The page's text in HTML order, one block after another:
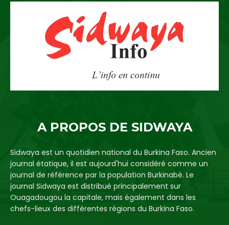
A PROPOS DE SIDWAYA
Sidwaya est un quotidien national du Burkina Faso. Ancien
journal étatique, il est aujourd'hui considéré comme un
journal de référence par la population Burkinabè. Le
journal Sidwaya est distribué principalement sur
Ouagadougou la capitale, mais également dans les
chefs-lieux des différentes régions du Burkina Faso.